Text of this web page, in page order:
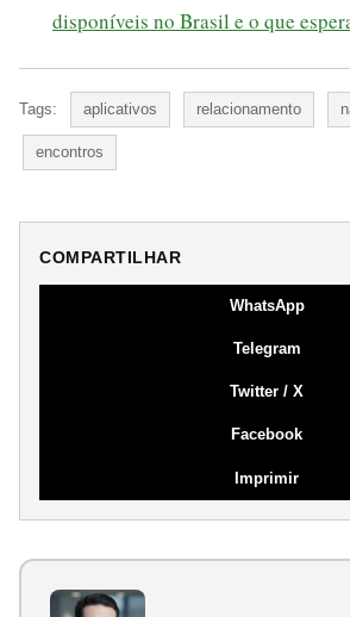
disponíveis no Brasil e o que
Tags: aplicativos relacionamento
encontros
COMPARTILHAR
WhatsApp
Telegram
Twitter / X
Facebook
Imprimir